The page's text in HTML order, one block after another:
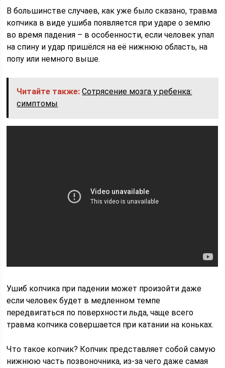
В большинстве случаев, как уже было сказано, травма
копчика в виде ушиба появляется при ударе о землю
во время падения – в особенности, если человек упал
на спину и удар пришёлся на её нижнюю область, на
попу или немного выше.
Читайте также: Сотрясение мозга у ребенка:
симптомы
Ушиб копчика при падении может произойти даже
если человек будет в медленном темпе
передвигаться по поверхности льда, чаще всего
травма копчика совершается при катании на коньках.
Что такое копчик? Копчик представляет собой самую
нижнюю часть позвоночника, из-за чего даже самая